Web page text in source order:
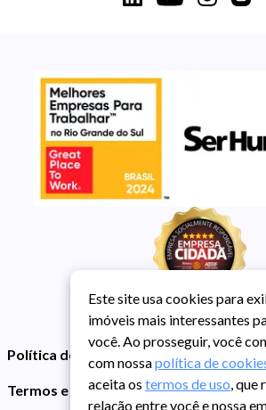
Política de Privacidade
Termos e Condições de Uso
Este site usa cookies para
imóveis mais interessantes
você. Ao prosseguir, você
com nossapolítica de
aceita os termos de uso, que
relação entre você e nossa